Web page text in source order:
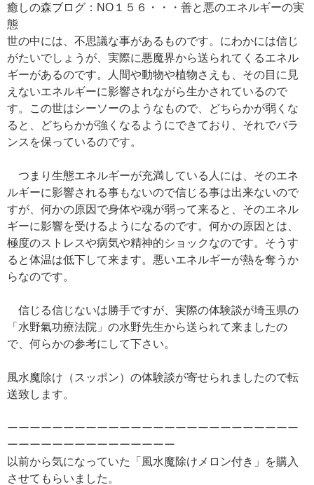
癒しの森ブログ：NO１５６・・・善と悪のエネルギーの実
態
世の中には、不思議な事があるものです。にわかには信じ
がたいでしょうが、実際に悪魔界から送られてくるエネル
ギーがあるのです。人間や動物や植物さえも、その目に見
えないエネルギーに影響されながら生かされているので
す。この世はシーソーのようなもので、どちらかが弱くな
ると、どちらかが強くなるようにできており、それでバラ
ンスを保っているのです。
つまり生態エネルギーが充満している人には、そのエネ
ルギーに影響される事もないので信じる事は出来ないので
すが、何かの原因で身体や魂が弱って来ると、そのエネル
ギーに影響を受けるようになるのです。何かの原因とは、
極度のストレスや病気や精神的ショックなのです。そうす
ると体温は低下して来ます。悪いエネルギーが熱を奪うか
らなのです。
信じる信じないは勝手ですが、実際の体験談が埼玉県の
「水野氣功療法院」の水野先生から送られて来ましたの
で、何らかの参考にして下さい。
風水魔除け（スッポン）の体験談が寄せられましたので転
送致します。
ーーーーーーーーーーーーーーーーーーーーーーーーーー
ーーーーーーーーーーーーーーー
以前から気になっていた「風水魔除けメロン付き」を購入
させてもらいました。